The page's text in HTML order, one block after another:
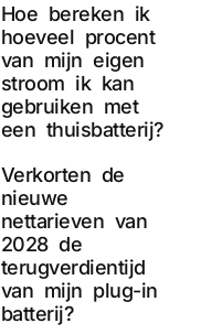
Hoe bereken ik
hoeveel procent
van mijn eigen
stroom ik kan
gebruiken met
een thuisbatterij?
Verkorten de
nieuwe
nettarieven van
2028 de
terugverdientijd
van mijn plug-in
batterij?